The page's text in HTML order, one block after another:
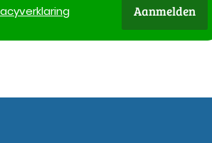
verklaring Aanmelden